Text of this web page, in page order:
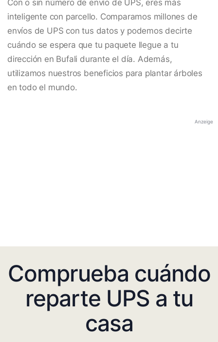
Con o sin número de envío de UPS, eres más
inteligente con parcello. Comparamos millones de
envíos de UPS con tus datos y podemos decirte
cuándo se espera que tu paquete llegue a tu
dirección en Bufali durante el día. Además,
utilizamos nuestros beneficios para plantar árboles
en todo el mundo.
Anzeige
Comprueba cuándo
reparte UPS a tu
casa